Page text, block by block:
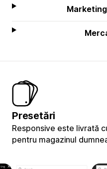
Presetări
Responsive este livrată
pentru magazinul